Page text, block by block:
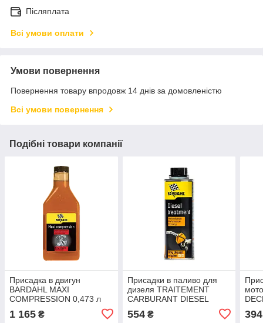
Післяплата
Всі умови оплати
Умови повернення
Повернення товару впродовж 14 днів за домовленістю
Всі умови повернення
Подібні товари компанії
Присадка в двигун
BARDAHL MAXI
COMPRESSION 0,473 л
1 165 ₴
Присадки в паливо для
дизеля TRAITEMENT
CARBURANT DIESEL
554₴ 394